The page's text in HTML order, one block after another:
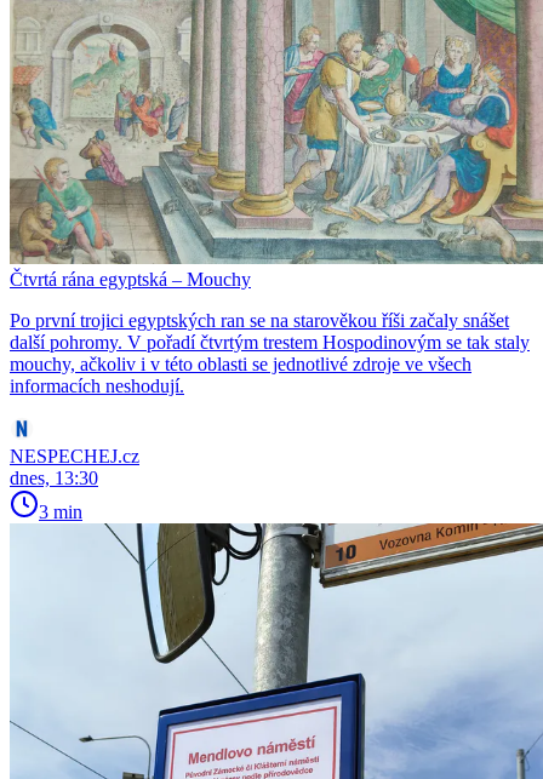
Čtvrtá rána egyptská – Mouchy
Po první trojici egyptských ran se na starověkou říši začaly snášet
další pohromy. V pořadí čtvrtým trestem Hospodinovým se tak staly
mouchy, ačkoliv i v této oblasti se jednotlivé zdroje ve všech
informacích neshodují.
NESPECHEJ.cz
dnes, 13:30
3 min